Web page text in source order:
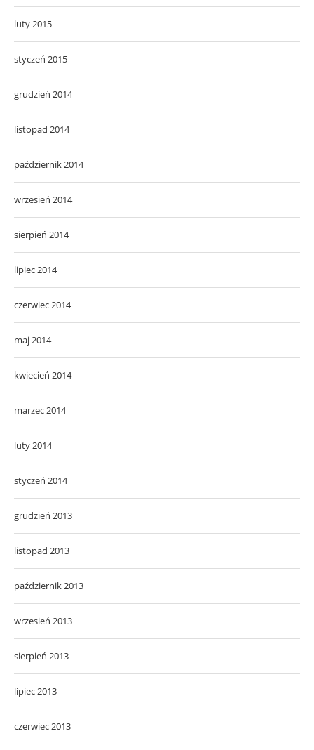
luty 2015
styczeń 2015
grudzień 2014
listopad 2014
październik 2014
wrzesień 2014
sierpień 2014
lipiec 2014
czerwiec 2014
maj 2014
kwiecień 2014
marzec 2014
luty 2014
styczeń 2014
grudzień 2013
listopad 2013
październik 2013
wrzesień 2013
sierpień 2013
lipiec 2013
czerwiec 2013